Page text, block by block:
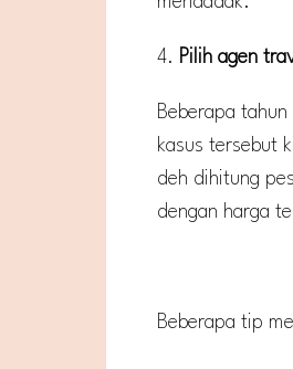
4. Pilih agen
Beberapa
kasus tersebut
deh dihitung
dengan harga
Beberapa tip